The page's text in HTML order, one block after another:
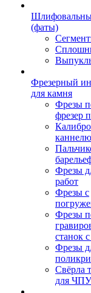
(фаты)
Фрезерный
для камня
Фрезы
фрезер
Фрезы
работ
Фрезы с
Фрезы
станок
Фрезы
Свёрла
для ЧПУ